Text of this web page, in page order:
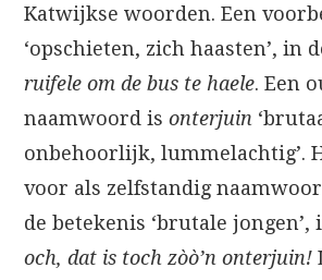
Katwijkse woorden. Een
‘opschieten, zich haasten’, in
ruifele om de bus te haele. Een
naamwoord isonterjuin
onbehoorlijk, lummelachtig’.
voor als zelfstandig
de betekenis ‘brutale jongen’,
och, dat is toch zòò’n onterjuin!